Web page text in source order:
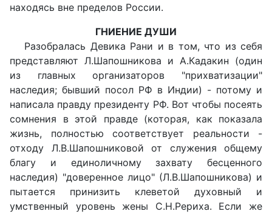
находясь вне пределов России.
ГНИЕНИЕ ДУШИ
Разобралась Девика Рани и в том, что из себя
представляют Л.Шапошникова и А.Кадакин (один
из главных организаторов "прихватизации"
наследия; бывший посол РФ в Индии) - потому и
написала правду президенту РФ. Вот чтобы посеять
сомнения в этой правде (которая, как показала
жизнь, полностью соответствует реальности -
отходу Л.В.Шапошниковой от служения общему
благу и единоличному захвату бесценного
наследия) "доверенное лицо" (Л.В.Шапошникова) и
пытается принизить клеветой духовный и
умственный уровень жены С.Н.Рериха. Если же